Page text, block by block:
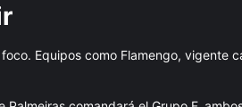
Equipos como Flamengo,